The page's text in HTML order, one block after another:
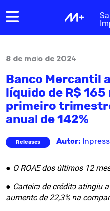
8 de maio de 2024
Banco Mercantil
líquido de R$ 165
primeiro
anual de 142%
Releases Autor:
● O ROAE dos últimos 12
● Carteira de crédito atingiu
aumento de 22,3% na